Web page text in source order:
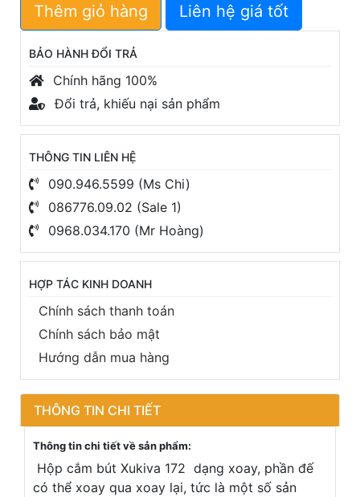
Thêm giỏ hàng Liên hệ giá tốt
BẢO HÀNH ĐỔI TRẢ
Chính hãng 100%
Đổi trả, khiếu nại sản phẩm
THÔNG TIN LIÊN HỆ
090.946.5599 (Ms Chi)
086776.09.02 (Sale 1)
0968.034.170 (Mr Hoàng)
HỢP TÁC KINH DOANH
Chính sách thanh toán
Chính sách bảo mật
Hướng dẫn mua hàng
THÔNG TIN CHI TIẾT
Thông tin chi tiết về sản phẩm:
Hộp cắm bút Xukiva 172 dạng xoay, phần đế
có thể xoay qua xoay lại, tức là một số sản